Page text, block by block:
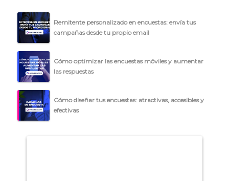
Remitente personalizado en encuestas: envía tus
campañas desde tu propio email
Cómo optimizar las encuestas móviles y aumentar
las respuestas
Cómo diseñar tus encuestas: atractivas, accesibles y
efectivas